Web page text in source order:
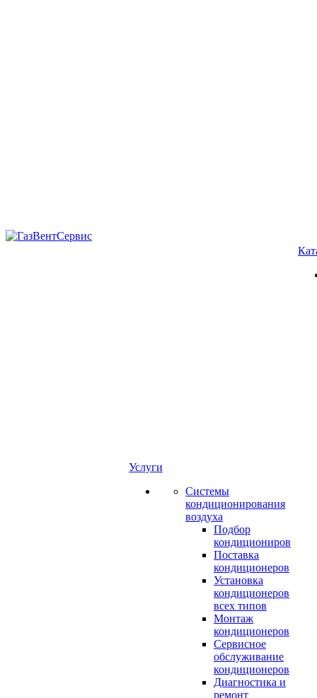
Услуги
Системы
кондиционирования
воздуха
Подбор
кондициониров
Поставка
кондиционеров
Установка
кондиционеров
всех типов
Монтаж
кондиционеров
Сервисное
обслуживание
кондиционеров
Диагностика и
ремонт